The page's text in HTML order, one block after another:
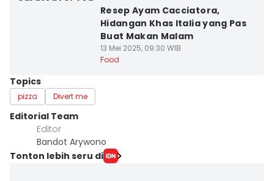
Resep Ayam Cacciatora,
Hidangan Khas Italia yang Pas
Buat Makan Malam
13 Mei 2025, 09:30 WIB
Food
Topics
pizza Divert me
Editorial Team
Editor
Bandot Arywono
Tonton lebih seru di